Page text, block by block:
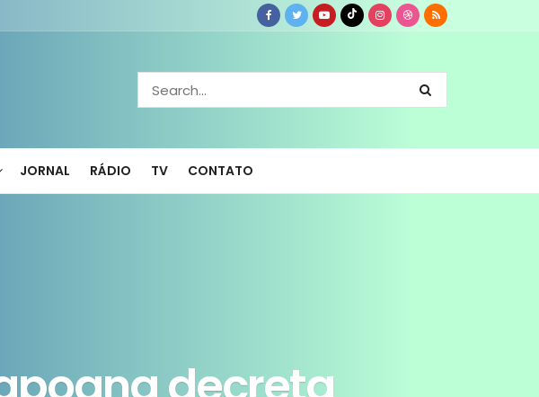
JORNAL RÁDIO TV CONTATO